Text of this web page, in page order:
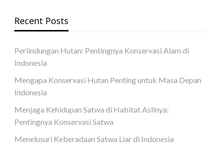
Recent Posts
Perlindungan Hutan: Pentingnya Konservasi Alam di
Indonesia
Mengapa Konservasi Hutan Penting untuk Masa Depan
Indonesia
Menjaga Kehidupan Satwa di Habitat Aslinya:
Pentingnya Konservasi Satwa
Menelusuri Keberadaan Satwa Liar di Indonesia